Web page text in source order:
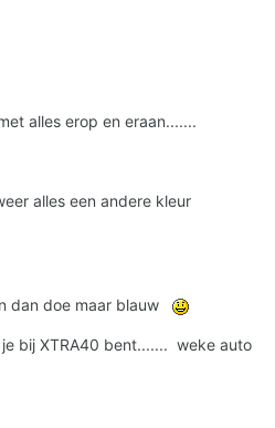
alles erop en eraan.......
alles een andere kleur
dan doe maar blauw
bij XTRA40 bent....... weke auto